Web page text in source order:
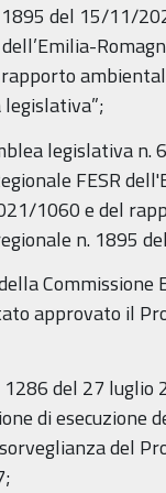
del 15/11/
legislativa
FESR
1060 e del
n. 1895
approvato il
del 27 luglio
di esecuzione
del